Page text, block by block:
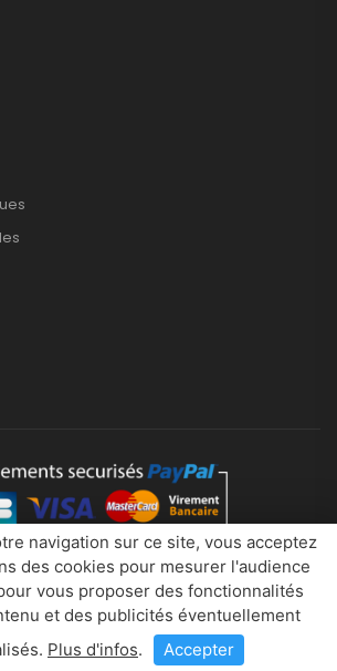
© 2026. Tous droits réservés
navigation sur ce site, vous acceptez
des cookies pour mesurer l'audience
vous proposer des fonctionnalités
et des publicités éventuellement
Plus d'infos. Accepter